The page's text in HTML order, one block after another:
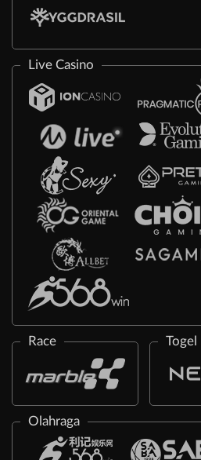
Live Casino
Race Togel
Olahraga